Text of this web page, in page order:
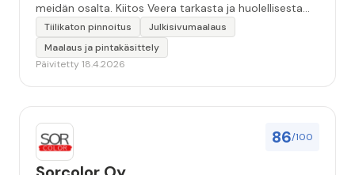
meidän osalta. Kiitos Veera tarkasta ja huolellisesta
työstä, sekä ystävällisestä palvelusta!”
Tiilikaton pinnoitus
Julkisivumaalaus
Maalaus ja pintakäsittely
Päivitetty 18.4.2026
86/100